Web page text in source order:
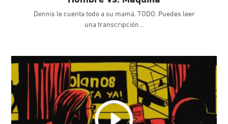
Dennis le cuenta todo a su mamá. TODO. Puedes leer
una transcripción